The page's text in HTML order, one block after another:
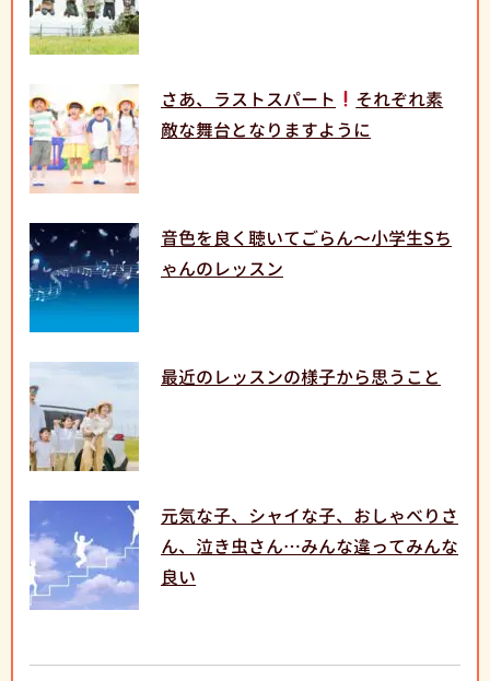
さあ、ラストスパート
それぞれ素
敵な舞台となりますように
音色を良く聴いてごらん〜小学生Sち
ゃんのレッスン
最近のレッスンの様子から思うこと
元気な子、シャイな子、おしゃべりさ
ん、泣き虫さん…みんな違ってみんな
良い